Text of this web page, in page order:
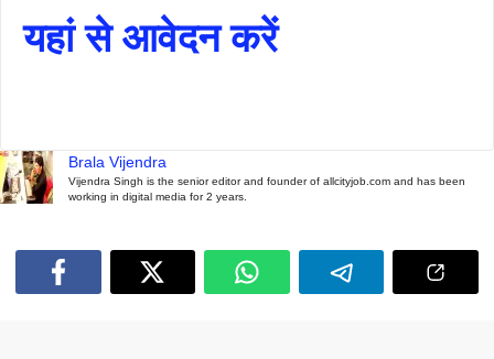
यहां से आवेदन करें
Brala Vijendra
Vijendra Singh is the senior editor and founder of allcityjob.com and has been
working in digital media for 2 years.